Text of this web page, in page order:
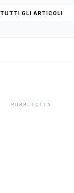
TUTTI GLI ARTICOLI